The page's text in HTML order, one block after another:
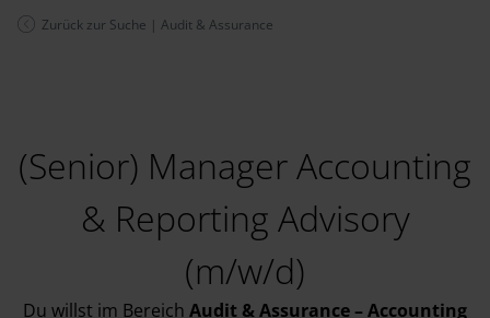
Zurück zur Suche | Audit & Assurance
(Senior) Manager Accounting
& Reporting Advisory
(m/w/d)
Du willst im Bereich Audit & Assurance – Accounting